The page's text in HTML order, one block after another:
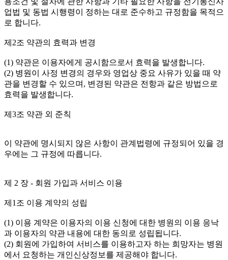
업법 및 동법 시행령이 정하는 대로 준수하고 규정함을 목적으
로 합니다.
제2조 약관의 효력과 변경
(1) 약관은 이용자에게 공시함으로서 효력을 발생합니다.
(2) 병원이 사정 변경의 경우와 영업상 중요 사유가 있을 때 약
관을 변경할 수 있으며, 변경된 약관은 전항과 같은 방법으로
효력을 발생합니다.
제3조 약관 외 준칙
이 약관에 명시되지 않은 사항이 관계법령에 규정되어 있을 경
우에는 그 규정에 따릅니다.
제 2 장 - 회원 가입과 서비스 이용
제1조 이용 계약의 성립
(1) 이용 계약은 이용자의 이용 신청에 대한 병원의 이용 응낙
과 이용자의 약관 내용에 대한 동의로 성립됩니다.
(2) 회원에 가입하여 서비스를 이용하고자 하는 희망자는 병원
에서 요청하는 개인신상정보를 제공해야 합니다.